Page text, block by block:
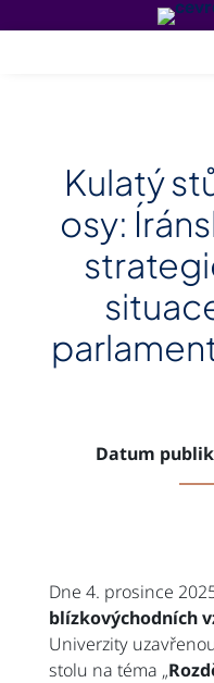
Kulatý
osy:
Datum
Dne 4. prosince
blízkovýchodních
Univerzity
stolu na téma „